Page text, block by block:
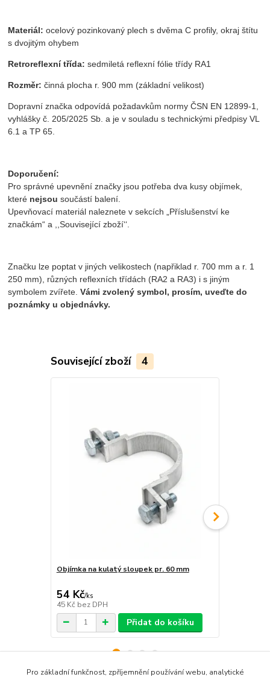
Materiál: ocelový pozinkovaný plech s dvěma C profily, okraj štítu
s dvojitým ohybem
Retroreflexní třída: sedmiletá reflexní fólie třídy RA1
Rozměr: činná plocha r. 900 mm (základní velikost)
Dopravní značka odpovídá požadavkům normy ČSN EN 12899-1,
vyhlášky č. 205/2025 Sb. a je v souladu s technickými předpisy VL
6.1 a TP 65.
Doporučení:
Pro správné upevnění značky jsou potřeba dva kusy objímek,
které nejsou součástí balení.
Upevňovací materiál naleznete v sekcích „Příslušenství ke
značkám“ a ,,Související zboží‘‘.
Značku lze poptat v jiných velikostech (napřiklad r. 700 mm a r. 1
250 mm), různých reflexních třídách (RA2 a RA3) i s jiným
symbolem zvířete.Vámi zvolený symbol, prosím, uveďte do
poznámky u objednávky.
Související zboží 4
Objímka na kulatý sloupek pr. 60 mm
54 Kč/ks
45 Kč bez DPH
Přidat do košíku
Pro základní funkčnost, zpříjemnění používání webu, analytické